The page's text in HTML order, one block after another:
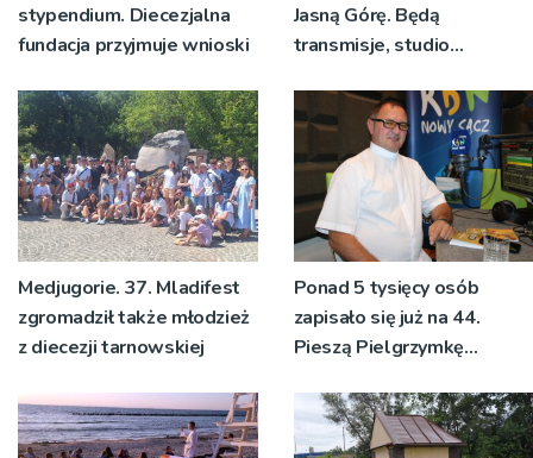
stypendium. Diecezjalna
fundacja przyjmuje wnioski
Jasną Górę. Będą
transmisje, studio
pozdrowienia
Medjugorie. 37. Mladifest
zgromadził także młodzież
z diecezji tarnowskiej
Ponad 5 tysięcy osób
zapisało się już na 44.
Pieszą Pielgrzymkę